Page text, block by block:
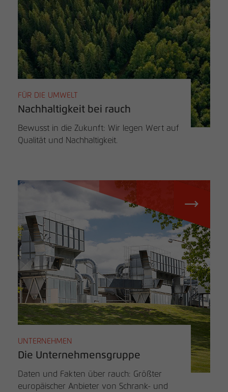
FÜR DIE UMWELT
Nachhaltigkeit bei rauch
Bewusst in die Zukunft: Wir legen Wert auf
Qualität und Nachhaltigkeit.
UNTERNEHMEN
Die Unternehmensgruppe
Daten und Fakten über rauch: Größter
europäischer Anbieter von Schrank- und